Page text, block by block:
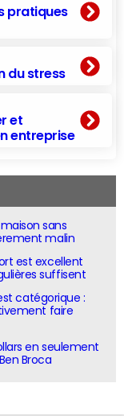
pratiques
du stress
et
entreprise
sans
malin
est excellent
suffisent
catégorique :
faire
en seulement
Broca